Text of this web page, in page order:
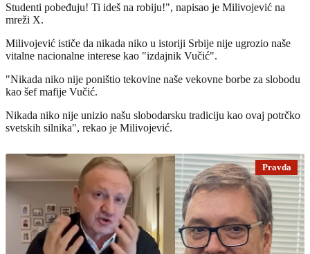
Studenti pobeđuju! Ti ideš na robiju!", napisao je Milivojević na
mreži X.
Milivojević ističe da nikada niko u istoriji Srbije nije ugrozio naše
vitalne nacionalne interese kao "izdajnik Vučić".
"Nikada niko nije poništio tekovine naše vekovne borbe za slobodu
kao šef mafije Vučić.
Nikada niko nije unizio našu slobodarsku tradiciju kao ovaj potrčko
svetskih silnika", rekao je Milivojević.
Pravda